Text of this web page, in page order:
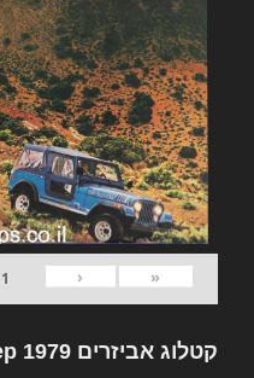
«
‹
1
קטלוג אביזרים 1979 Jeep